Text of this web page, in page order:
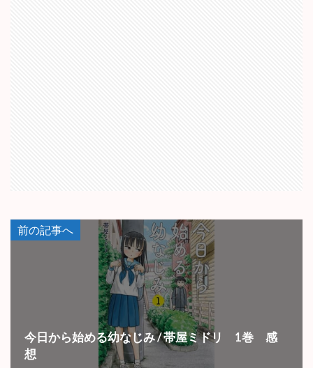
前の記事へ
今日から始める幼なじみ / 帯屋ミドリ 1巻 感
想